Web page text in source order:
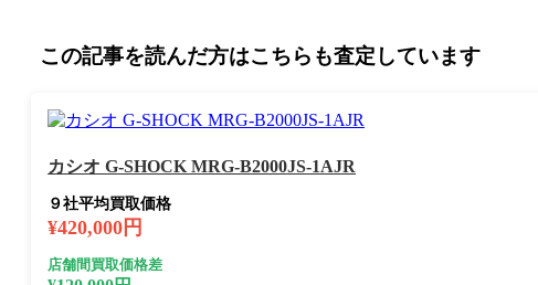
この記事を読んだ方はこちらも査定しています
カシオ G-SHOCK MRG-B2000JS-1AJR
９社平均買取価格
¥420,000円
店舗間買取価格差